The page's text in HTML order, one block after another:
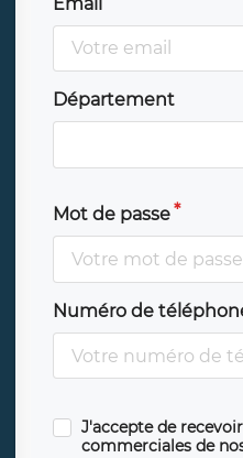
Département
Mot de passe
Numéro de
J'accepte de
commerciales de